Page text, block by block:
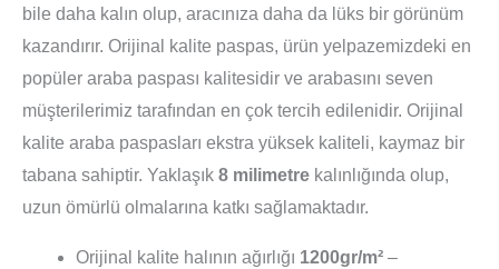
bile daha kalın olup, aracınıza daha da lüks bir görünüm
kazandırır. Orijinal kalite paspas, ürün yelpazemizdeki en
popüler araba paspası kalitesidir ve arabasını seven
müşterilerimiz tarafından en çok tercih edilenidir. Orijinal
kalite araba paspasları ekstra yüksek kaliteli, kaymaz bir
tabana sahiptir. Yaklaşık 8 milimetre kalınlığında olup,
uzun ömürlü olmalarına katkı sağlamaktadır.
Orijinal kalite halının ağırlığı 1200gr/m² –